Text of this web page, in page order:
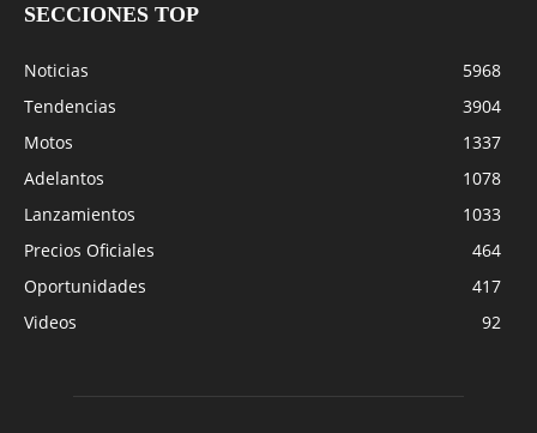
SECCIONES TOP
Noticias
5968
Tendencias
3904
Motos
1337
Adelantos
1078
Lanzamientos
1033
Precios Oficiales
464
Oportunidades
417
Videos
92